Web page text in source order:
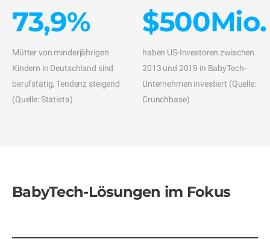
73,9%
Mütter von minderjährigen
Kindern in Deutschland sind
berufstätig, Tendenz steigend
(Quelle: Statista)
$500Mio.
haben US-Investoren zwischen
2013 und 2019 in BabyTech-
Unternehmen investiert (Quelle:
Crunchbase)
BabyTech-Lösungen im Fokus